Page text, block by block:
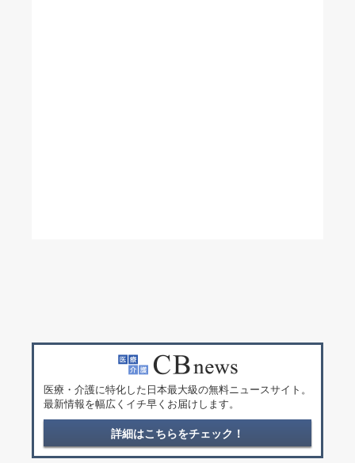
医療・介護に特化した日本最大級の無料ニュースサイト。
最新情報を幅広くイチ早くお届けします。
詳細はこちらをチェック！